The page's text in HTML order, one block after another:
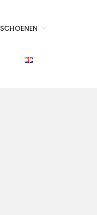
SCHOENEN